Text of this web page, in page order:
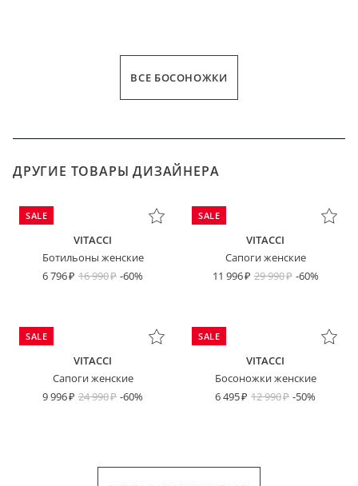
ВСЕ БОСОНОЖКИ
ДРУГИЕ ТОВАРЫ ДИЗАЙНЕРА
SALE
VITACCI
Ботильоны женские
6 796
16 990 -60%
SALE
VITACCI
Сапоги женские
11 996
29 990 -60%
SALE
VITACCI
Сапоги женские
9 996
24 990 -60%
SALE
VITACCI
Босоножки женские
6 495
12 990 -50%